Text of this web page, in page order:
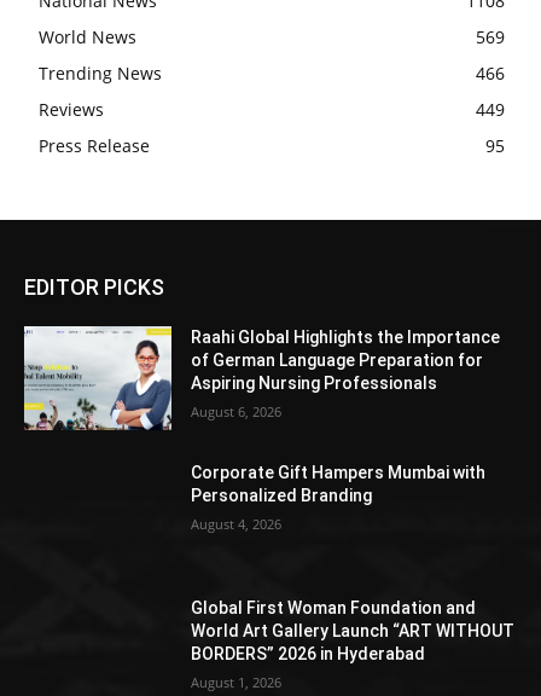
World News
569
Trending News
466
Reviews
449
Press Release
95
EDITOR PICKS
Raahi Global Highlights the Importance
of German Language Preparation for
Aspiring Nursing Professionals
August 6, 2026
Corporate Gift Hampers Mumbai with
Personalized Branding
August 4, 2026
Global First Woman Foundation and
World Art Gallery Launch “ART WITHOUT
BORDERS” 2026 in Hyderabad
August 1, 2026